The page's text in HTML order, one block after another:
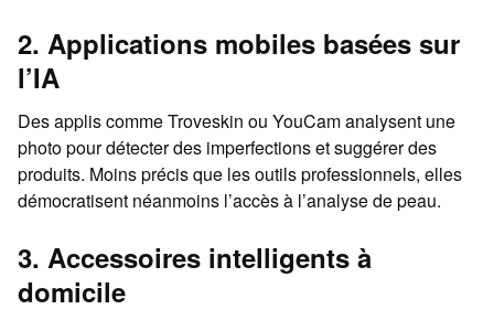
2. Applications mobiles basées sur
l’IA
Des applis comme Troveskin ou YouCam analysent une
photo pour détecter des imperfections et suggérer des
produits. Moins précis que les outils professionnels, elles
démocratisent néanmoins l’accès à l’analyse de peau.
3. Accessoires intelligents à
domicile